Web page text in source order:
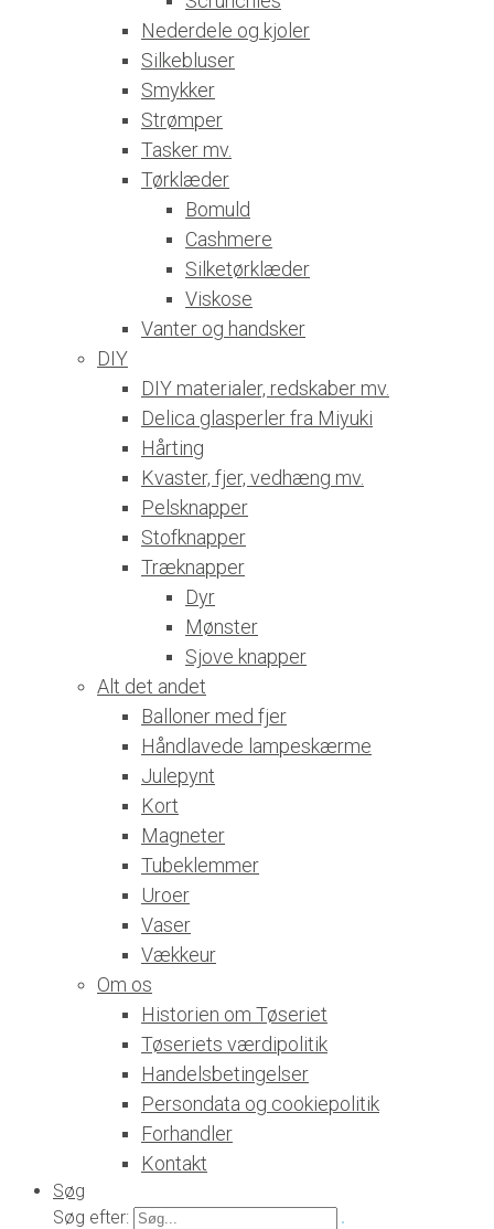
Nederdele og kjoler
Silkebluser
Smykker
Strømper
Tasker mv.
Tørklæder
Bomuld
Cashmere
Silketørklæder
Viskose
Vanter og handsker
DIY
DIY materialer, redskaber mv.
Delica glasperler fra Miyuki
Hårting
Kvaster, fjer, vedhæng mv.
Pelsknapper
Stofknapper
Træknapper
Dyr
Mønster
Sjove knapper
Alt det andet
Balloner med fjer
Håndlavede lampeskærme
Julepynt
Kort
Magneter
Tubeklemmer
Uroer
Vaser
Vækkeur
Om os
Historien om Tøseriet
Tøseriets værdipolitik
Handelsbetingelser
Persondata og cookiepolitik
Forhandler
Kontakt
Søg
Søg efter: